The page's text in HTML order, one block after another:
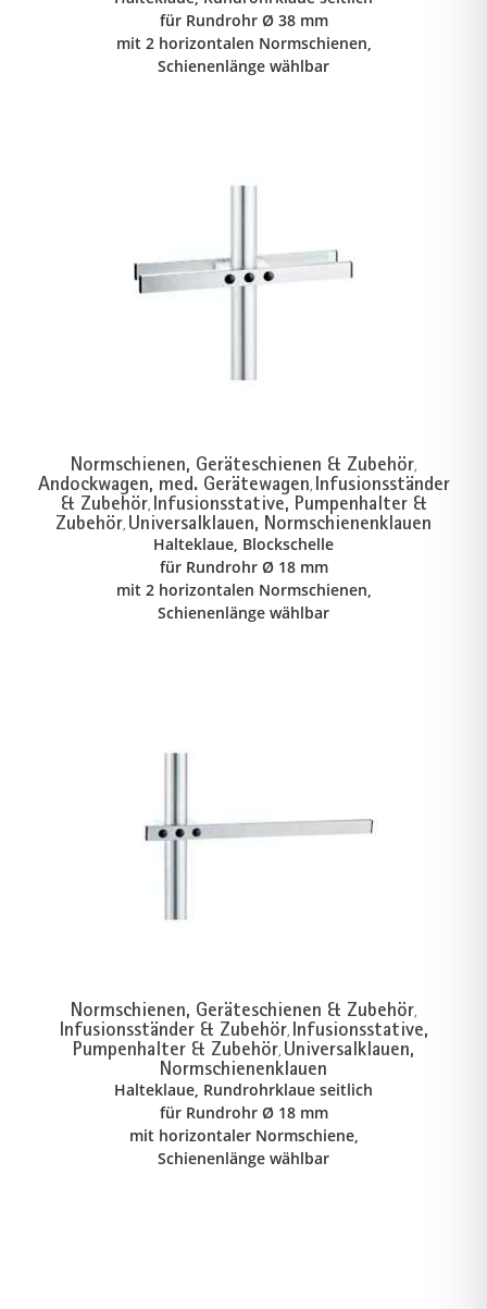
für Rundrohr Ø 38 mm
mit 2 horizontalen Normschienen,
Schienenlänge wählbar
Normschienen, Geräteschienen & Zubehör,
Andockwagen, med. Gerätewagen, Infusionsständer
& Zubehör, Infusionsstative, Pumpenhalter &
Zubehör, Universalklauen, Normschienenklauen
Halteklaue, Blockschelle
für Rundrohr Ø 18 mm
mit 2 horizontalen Normschienen,
Schienenlänge wählbar
Normschienen, Geräteschienen & Zubehör,
Infusionsständer & Zubehör, Infusionsstative,
Pumpenhalter & Zubehör, Universalklauen,
Normschienenklauen
Halteklaue, Rundrohrklaue seitlich
für Rundrohr Ø 18 mm
mit horizontaler Normschiene,
Schienenlänge wählbar